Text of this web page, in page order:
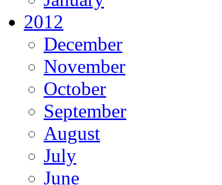
2012
December
November
October
September
August
July
June